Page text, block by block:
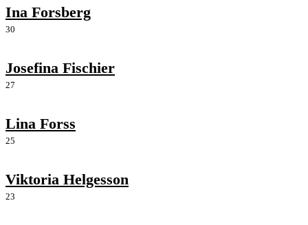
Ina Forsberg
30
Josefina Fischier
27
Lina Forss
25
Viktoria Helgesson
23